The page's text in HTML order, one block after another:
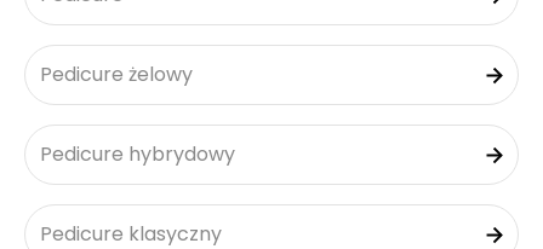
Pedicure żelowy
Pedicure hybrydowy
Pedicure klasyczny